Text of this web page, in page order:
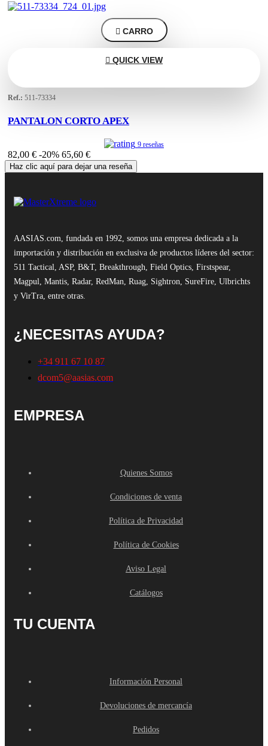
 CARRO
 QUICK VIEW
Ref.: 511-73334
PANTALON CORTO APEX
9 reseñas
82,00 € -20% 65,60 €
Haz clic aquí para dejar una reseña
AASIAS.com, fundada en 1992, somos una empresa dedicada a la
importación y distribución en exclusiva de productos líderes del sector:
511 Tactical, ASP, B&T, Breakthrough, Field Optics, Firstspear,
Magpul, Mantis, Radar, RedMan, Ruag, Sightron, SureFire, Ulbrichts
y VirTra, entre otras.
¿NECESITAS AYUDA?
+34 911 67 10 87
dcom5@aasias.com
EMPRESA
Quienes Somos
Condiciones de venta
Política de Privacidad
Política de Cookies
Aviso Legal
Catálogos
TU CUENTA
Información Personal
Devoluciones de mercancía
Pedidos